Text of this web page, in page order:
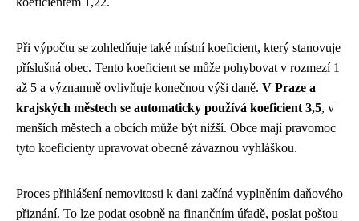
Při výpočtu se zohledňuje také místní koeficient, který stanovuje
příslušná obec. Tento koeficient se může pohybovat v rozmezí 1
až 5 a významně ovlivňuje konečnou výši daně. V Praze a
krajských městech se automaticky používá koeficient 3,5, v
menších městech a obcích může být nižší. Obce mají pravomoc
tyto koeficienty upravovat obecně závaznou vyhláškou.
Proces přihlášení nemovitosti k dani začíná vyplněním daňového
přiznání. To lze podat osobně na finančním úřadě, poslat poštou